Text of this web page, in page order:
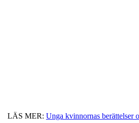
LÄS MER: Unga kvinnornas berättelser